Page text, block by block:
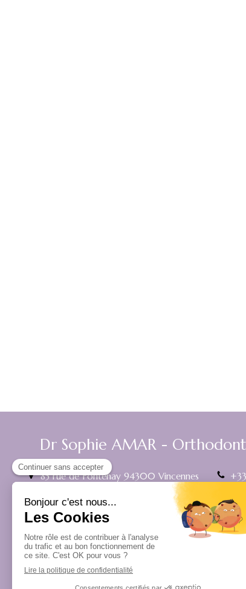
Dr Sophie AMAR -
85 rue de Fontenay 94300 Vincennes
Lelundi
Lemardi
Lemercredi
Lejeudi